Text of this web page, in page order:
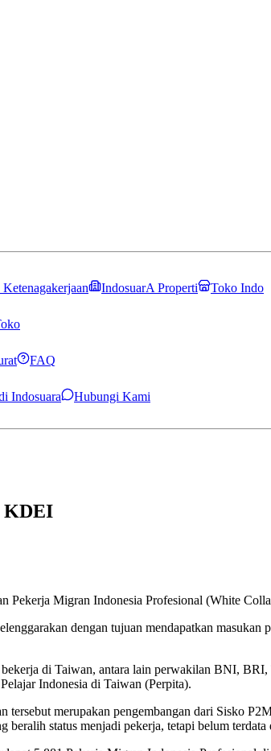
Ketenagakerjaan IndosuarA Properti Toko Indo
FAQ
Indosuara
Hubungi Kami
KDEI
Pekerja Migran Indonesia Profesional (White
dengan tujuan mendapatkan
di Taiwan, antara lain perwakilan BNI,
Indonesia di Taiwan (Perpita).
merupakan pengembangan dari Sisko
beralih status menjadi pekerja, tetapi belum